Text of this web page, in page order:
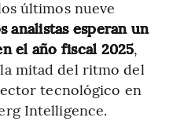
últimos nueve
analistas esperan un
el año fiscal 2025,
mitad del ritmo del
tecnológico en
Intelligence.